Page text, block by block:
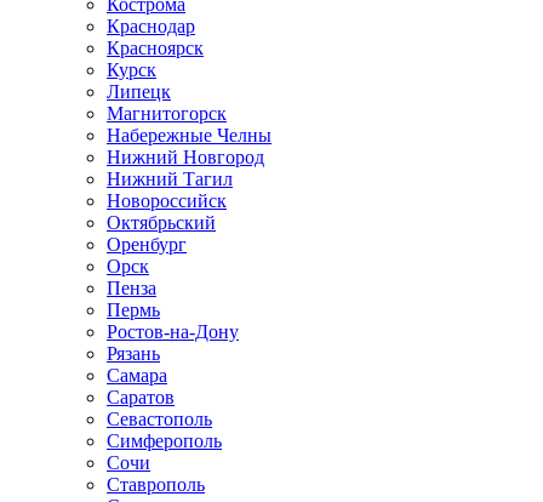
Кострома
Краснодар
Красноярск
Курск
Липецк
Магнитогорск
Набережные Челны
Нижний Новгород
Нижний Тагил
Новороссийск
Октябрьский
Оренбург
Орск
Пенза
Пермь
Ростов-на-Дону
Рязань
Самара
Саратов
Севастополь
Симферополь
Сочи
Ставрополь